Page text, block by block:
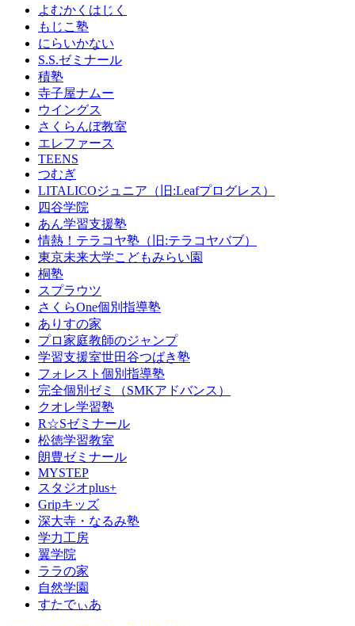
よむかくはじく
もじこ塾
にらいかない
S.S.ゼミナール
積塾
寺子屋ナムー
ウイングス
さくらんぼ教室
エレファース
TEENS
つむぎ
LITALICOジュニア（旧:Leafプログレス）
四谷学院
あん学習支援塾
情熱！テラコヤ塾（旧:テラコヤバブ）
東京未来大学こどもみらい園
桐塾
スプラウツ
さくらOne個別指導塾
ありすの家
プロ家庭教師のジャンプ
学習支援室世田谷つばき塾
フォレスト個別指導塾
完全個別ゼミ（SMKアドバンス）
クオレ学習塾
R☆Sゼミナール
松徳学習教室
朗豊ゼミナール
MYSTEP
スタジオplus+
Gripキッズ
深大寺・なるみ塾
学力工房
翼学院
ララの家
自然学園
すたでぃあ